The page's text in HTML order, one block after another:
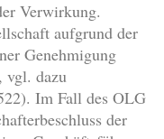
Verwirkung.
aufgrund der
Genehmigung
vgl. dazu
Im Fall des OLG
der